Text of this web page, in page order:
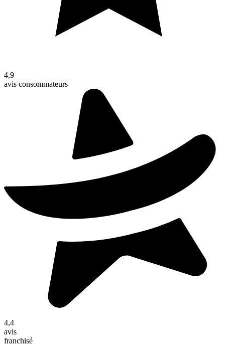
4,9
avis consommateurs
4,4
avis
franchisé